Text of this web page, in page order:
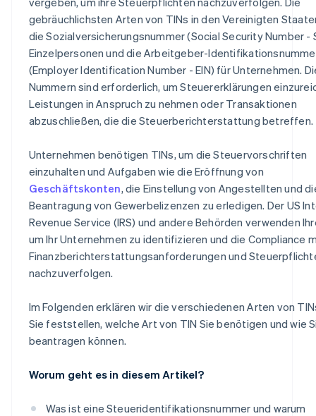
gebräuchlichsten Arten von TINs in den Vereinigten
die Sozialversicherungsnummer (Social Security Number -
Einzelpersonen und die Arbeitgeber-
(Employer Identification Number - EIN) für Unternehmen.
Nummern sind erforderlich, um Steuererklärungen
Leistungen in Anspruch zu nehmen oder Transaktionen
abzuschließen, die die Steuerberichterstattung betreffen.
Unternehmen benötigen TINs, um die Steuervorschriften
einzuhalten und Aufgaben wie die Eröffnung von
Geschäftskonten, die Einstellung von Angestellten und
Beantragung von Gewerbelizenzen zu erledigen. Der US
Revenue Service (IRS) und andere Behörden verwenden
um Ihr Unternehmen zu identifizieren und die Compliance
Finanzberichterstattungsanforderungen und
nachzuverfolgen.
Im Folgenden erklären wir die verschiedenen Arten von
Sie feststellen, welche Art von TIN Sie benötigen und wie
beantragen können.
Worum geht es in diesem Artikel?
Was ist eine Steueridentifikationsnummer und warum